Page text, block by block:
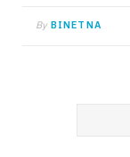
By BINETNA